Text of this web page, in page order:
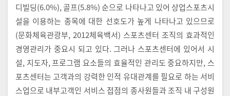
디빌딩(6.0%), 골프(5.8%) 순으로 나타나고 있어 상업스포츠시
설을 이용하는 종목에 대한 선호도가 높게 나타나고 있으므로
(문화체육관광부, 2012체육백서) 스포츠센터 조직의 효과적인
경영관리가 중요시 되고 있다. 그러나 스포츠센터에 있어서 시
설, 지도자, 프로그램 요소들의 효율적인 관리도 중요하지만, 스
포츠센터는 고객과의 강력한 인적 유대관계를 필요로 하는 서비
스업으로 내부고객인 서비스 접점의 종사원들과 조직 내 구성원